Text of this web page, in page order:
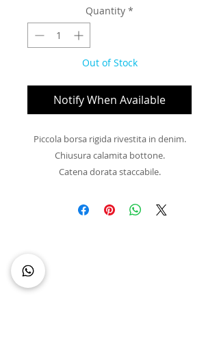
Quantity *
Out of Stock
Notify When Available
Piccola borsa rigida rivestita in denim.
Chiusura calamita bottone.
Catena dorata staccabile.